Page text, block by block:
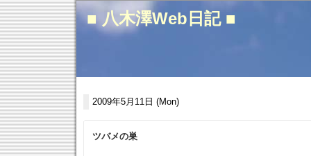
■ 八木澤Web日記 ■
2009年5月11日 (Mon)
ツバメの巣